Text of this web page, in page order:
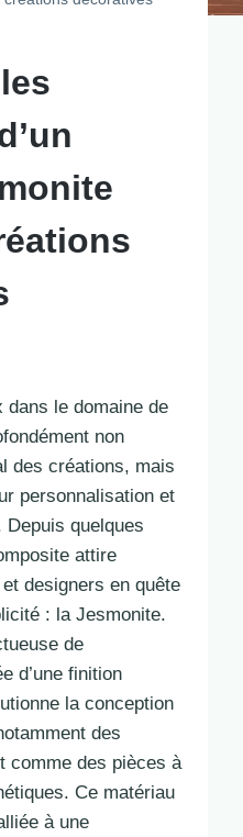
dans le domaine de
non
des créations, mais
personnalisation et
Depuis quelques
attire
designers en quête
: la Jesmonite.
de
d’une finition
la conception
des
comme des pièces à
Ce matériau
à une